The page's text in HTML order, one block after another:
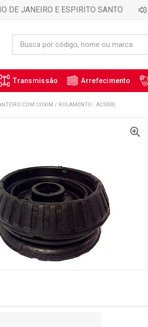
DE JANEIRO E ESPIRITO SANTO
Transmissão Arrefecimento
COM COXIM / ROLAMENTO : AC5000